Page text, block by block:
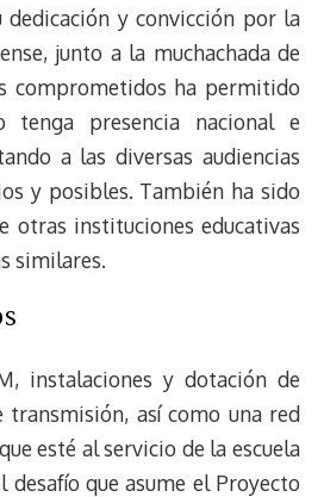
dedicación y convicción por la
junto a la muchachada de
comprometidos ha permitido
tenga presencia nacional e
a las diversas audiencias
y posibles. También ha sido
otras instituciones educativas
similares.
instalaciones y dotación de
transmisión, así como una red
esté al servicio de la escuela
desafío que asume el Proyecto